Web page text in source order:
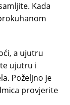
Kada
a ujutru
ujutru i
Poželjno je
provjerite